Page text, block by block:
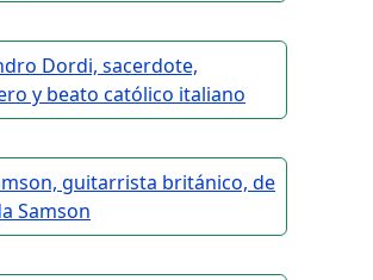
Dordi, sacerdote,
y beato católico italiano
guitarrista británico, de
Samson